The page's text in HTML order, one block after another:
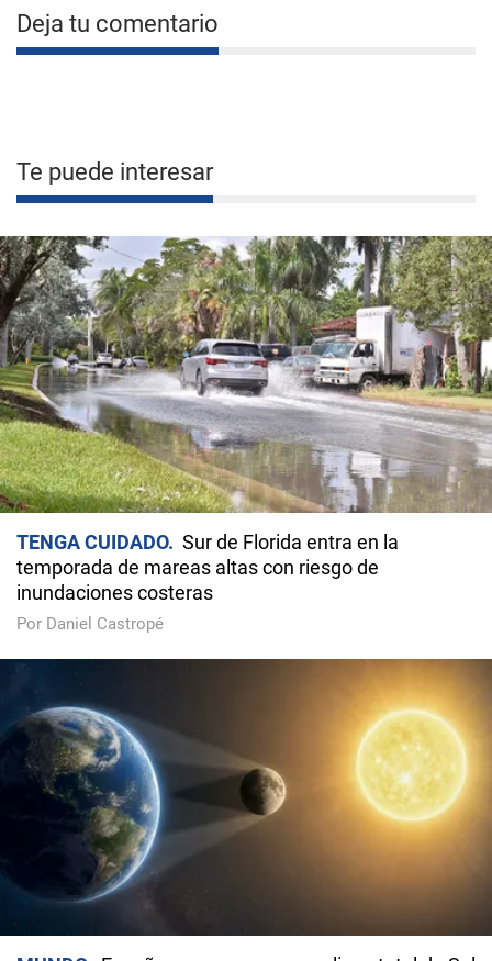
Deja tu comentario
Te puede interesar
TENGA CUIDADO
Sur de Florida entra en la
temporada de mareas altas con riesgo de
inundaciones costeras
Por Daniel Castropé